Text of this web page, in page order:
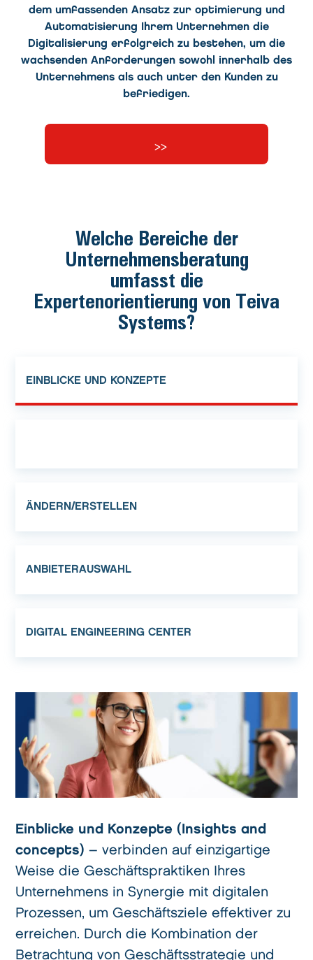
dem umfassenden Ansatz zur optimierung und
Automatisierung Ihrem Unternehmen die
Digitalisierung erfolgreich zu bestehen, um die
wachsenden Anforderungen sowohl innerhalb des
Unternehmens als auch unter den Kunden zu
befriedigen.
Welche Bereiche der
Unternehmensberatung
umfasst die
Expertenorientierung von Teiva
Systems?
EINBLICKE UND KONZEPTE
ÄNDERN/ERSTELLEN
ANBIETERAUSWAHL
DIGITAL ENGINEERING CENTER
Einblicke und Konzepte (Insights and
concepts) – verbinden auf einzigartige
Weise die Geschäftspraktiken Ihres
Unternehmens in Synergie mit digitalen
Prozessen, um Geschäftsziele effektiver zu
erreichen. Durch die Kombination der
Betrachtung von Geschäftsstrategie und